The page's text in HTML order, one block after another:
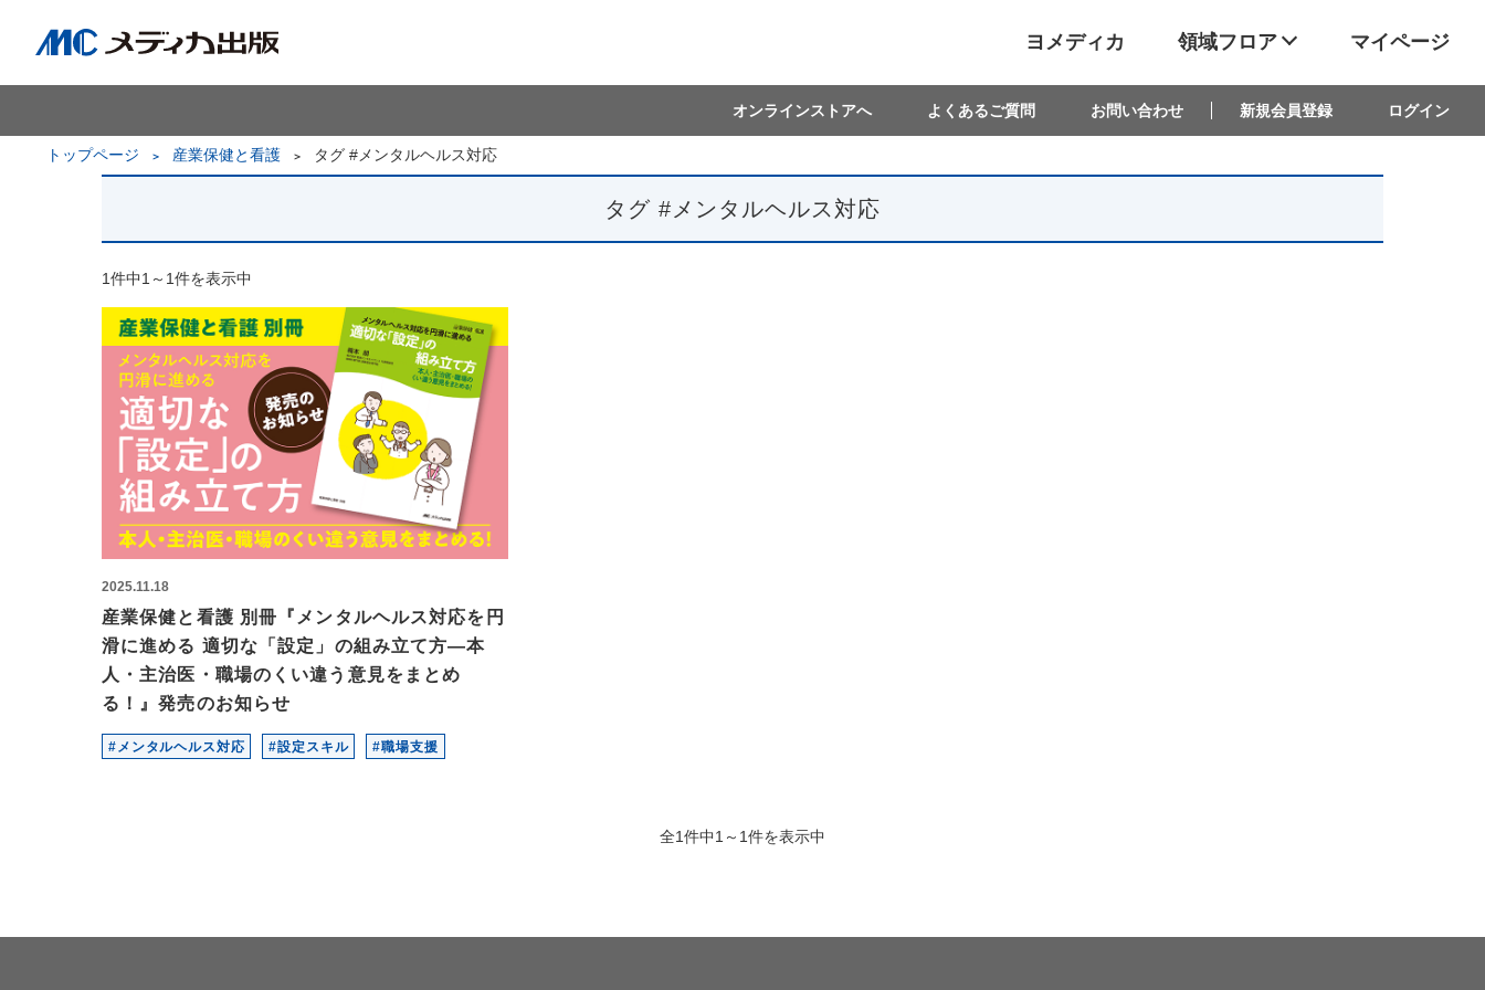
ヨメディカ 領域フロア マイページ
オンラインストアへ よくあるご質問 お問い合わせ 新規会員登録 ログイン
トップページ 産業保健と看護 タグ #メンタルヘルス対応
タグ #メンタルヘルス対応
1件中1～1件を表示中
2025.11.18
産業保健と看護 別冊『メンタルヘルス対応を円
滑に進める 適切な「設定」の組み立て方―本
人・主治医・職場のくい違う意見をまとめ
る！』発売のお知らせ
#メンタルヘルス対応 #設定スキル #職場支援
全1件中1～1件を表示中